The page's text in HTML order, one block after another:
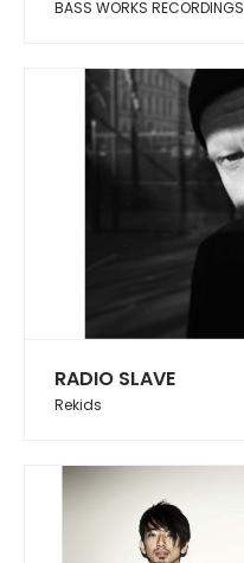
BASS WORKS RECORDINGS
RADIO SLAVE
Rekids